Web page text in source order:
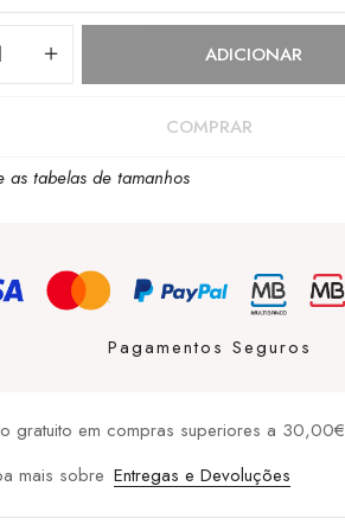
ADICIONAR
COMPRAR
as tabelas de tamanhos
Pagamentos Seguros
gratuito em compras superiores a 30,00€
mais sobre Entregas e Devoluções